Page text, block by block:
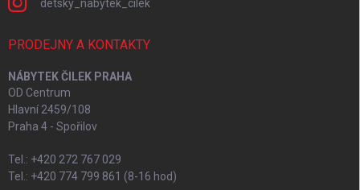
detsky_nabytek_cilek
PRODEJNY A KONTAKTY
NÁBYTEK ČILEK PRAHA
OD Centrum
Hlavní 2459/108
Praha 4 - Spořilov
Tel.: +420 272 767 029
Tel.: +420 774 799 861 (8-16 hod)